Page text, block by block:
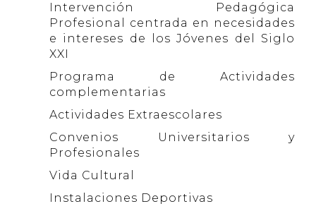
Intervención Pedagógica
Profesional centrada en necesidades
e intereses de los Jóvenes del Siglo
XXI
Programa de Actividades
complementarias
Actividades Extraescolares
Convenios Universitarios y
Profesionales
Vida Cultural
Instalaciones Deportivas